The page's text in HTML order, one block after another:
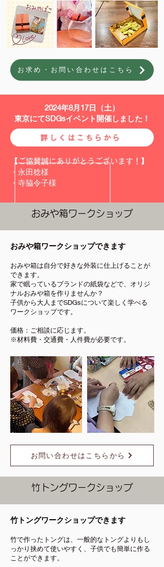
お求め・お問い合わせはこちら
2024年8月17日（土）
​東京にてSDGsイベント開催しました！
詳しくはこちらから
【ご協賛誠にありがとうございます！】
・永田稔様
​・寺脇令子様
おみや箱ワークショップ
おみや箱ワークショップできます
おみや箱は自分で好きな外装に仕上げることが
できます。
家で眠っているブランドの紙袋などで、オリジ
ナルおみや箱を作りませんか？
子供から大人までSDGsについて楽しく学べる
ワークショップです。
価格：ご相談に応じます。
※材料費・交通費・人件費が必要です。
お問い合わせはこちらから
竹トングワークショップ
竹トングワークショップできます
竹で作ったトングは、一般的なトングよりもし
っかり挟めて使いやすく、子供でも簡単に作る
ことができます。